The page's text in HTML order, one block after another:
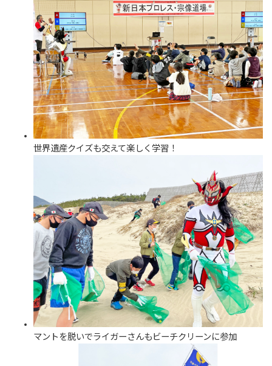
世界遺産クイズも交えて楽しく学習！
マントを脱いでライガーさんもビーチクリーンに参加